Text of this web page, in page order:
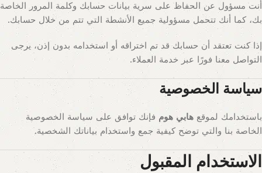
أنت مسؤول عن الحفاظ على سرية بيانات حسابك وكلمة المرور الخاصة
بك، كما أنك تتحمل مسؤولية جميع الأنشطة التي تتم من خلال حسابك.
إذا كنت تعتقد أن حسابك قد تم اختراقه أو استخدامه بدون إذن، يرجى
التواصل معنا فورًا عبر خدمة العملاء.
سياسة الخصوصية
باستخدامك لموقع هابي هوم فإنك توافق على سياسة الخصوصية
الخاصة بنا والتي توضح كيفية جمع واستخدام بياناتك الشخصية.
الاستخدام المقبول